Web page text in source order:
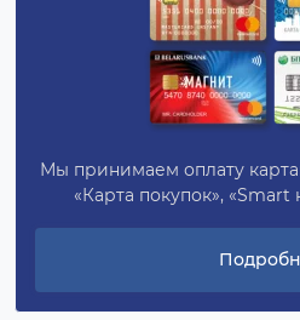
Мы принимаем оплату
«Карта покупок», «Smart